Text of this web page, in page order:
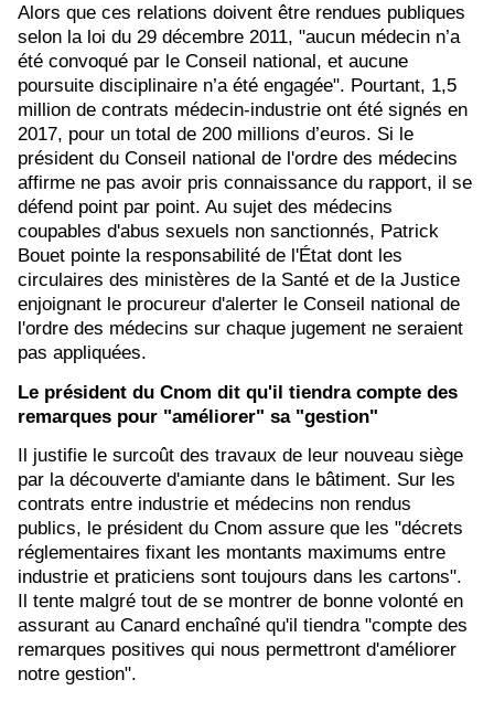
Alors que ces relations doivent être rendues publiques
selon la loi du 29 décembre 2011, "aucun médecin n’a
été convoqué par le Conseil national, et aucune
poursuite disciplinaire n’a été engagée". Pourtant, 1,5
million de contrats médecin-industrie ont été signés en
2017, pour un total de 200 millions d’euros. Si le
président du Conseil national de l'ordre des médecins
affirme ne pas avoir pris connaissance du rapport, il se
défend point par point. Au sujet des médecins
coupables d'abus sexuels non sanctionnés, Patrick
Bouet pointe la responsabilité de l'État dont les
circulaires des ministères de la Santé et de la Justice
enjoignant le procureur d'alerter le Conseil national de
l'ordre des médecins sur chaque jugement ne seraient
pas appliquées.
Le président du Cnom dit qu'il tiendra compte des
remarques pour "améliorer" sa "gestion"
Il justifie le surcoût des travaux de leur nouveau siège
par la découverte d'amiante dans le bâtiment. Sur les
contrats entre industrie et médecins non rendus
publics, le président du Cnom assure que les "décrets
réglementaires fixant les montants maximums entre
industrie et praticiens sont toujours dans les cartons".
Il tente malgré tout de se montrer de bonne volonté en
assurant au Canard enchaîné qu'il tiendra "compte des
remarques positives qui nous permettront d'améliorer
notre gestion".